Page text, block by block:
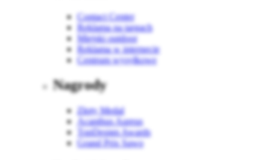
Contact Center
Reklama na targach
Miejski outdoor
Reklama w internecie
Centrum wysyłkowe
Nagrody
Złoty Medal
Acanthus Aureus
TopDesign Awards
Grand Prix Sawo